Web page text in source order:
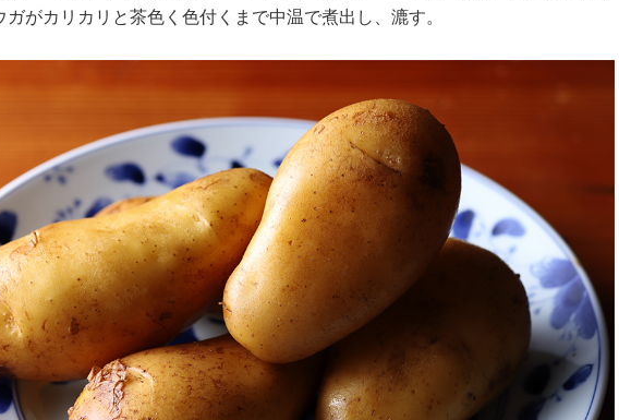
ガがカリカリと茶色く色付くまで中温で煮出し、漉す。